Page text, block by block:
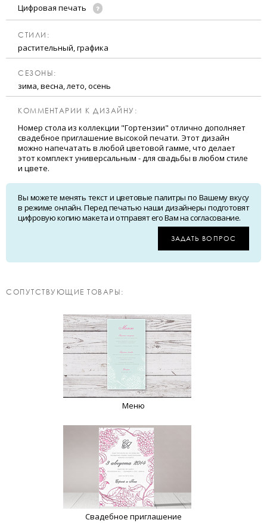
Цифровая печать
CТИЛИ:
растительный, графика
CЕЗОНЫ:
зима, весна, лето, осень
КОММЕНТАРИИ К ДИЗАЙНУ:
Номер стола из коллекции "Гортензии" отлично дополняет
свадебное приглашение высокой печати. Этот дизайн
можно напечатать в любой цветовой гамме, что делает
этот комплект универсальным - для свадьбы в любом стиле
и цвете.
Вы можете менять текст и цветовые палитры по Вашему вкусу
в режиме онлайн. Перед печатью наши дизайнеры подготовят
цифровую копию макета и отправят его Вам на согласование.
ЗАДАТЬ ВОПРОС
CОПУТСТВУЮЩИЕ ТОВАРЫ:
Меню
Свадебное приглашение